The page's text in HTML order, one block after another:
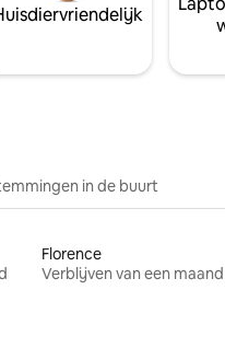
in de buurt
Florence
Verblijven van een maand